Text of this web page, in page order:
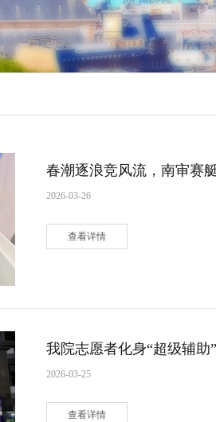
春潮逐浪竞风流，南审赛
2026-03-26
查看详情
我院志愿者化身“超级辅
2026-03-25
查看详情